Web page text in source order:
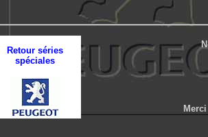
Retour séries
spéciales